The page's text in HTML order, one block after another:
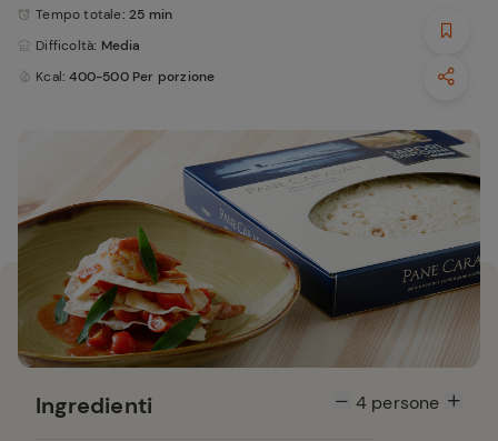
Tempo totale: 25 min
Difficoltà: Media
Kcal: 400-500 Per porzione
Ingredienti 4persone